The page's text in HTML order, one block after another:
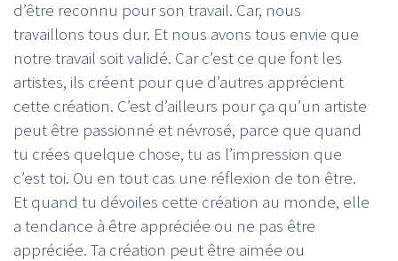
d’être reconnu pour son travail. Car, nous
travaillons tous dur. Et nous avons tous envie que
notre travail soit validé. Car c’est ce que font les
artistes, ils créent pour que d’autres apprécient
cette création. C’est d’ailleurs pour ça qu’un artiste
peut être passionné et névrosé, parce que quand
tu crées quelque chose, tu as l’impression que
c’est toi. Ou en tout cas une réflexion de ton être.
Et quand tu dévoiles cette création au monde, elle
a tendance à être appréciée ou ne pas être
appréciée. Ta création peut être aimée ou